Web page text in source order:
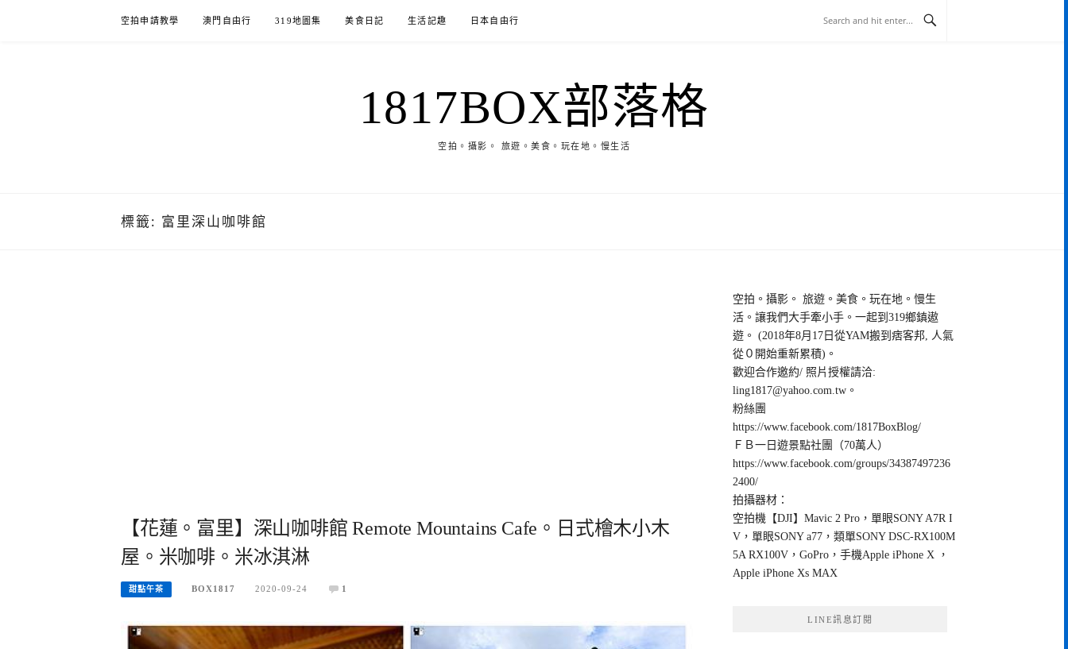
空拍申請教學 澳門自由行 319地圖集 美食日記 生活記趣 日本自由行
1817BOX部落格
空拍。攝影。 旅遊。美食。玩在地。慢生活
標籤: 富里深山咖啡館
【花蓮。富里】深山咖啡館 Remote Mountains Cafe。日式檜木小木
屋。米咖啡。米冰淇淋
甜點午茶 BOX1817 2020-09-24 1
空拍。攝影。 旅遊。美食。玩在地。慢生
活。讓我們大手牽小手。一起到319鄉鎮遨
遊。 (2018年8月17日從YAM搬到痞客邦, 人氣
從０開始重新累積)。
歡迎合作邀約/ 照片授權請洽:
ling1817@yahoo.com.tw 。
粉絲團
https://www.facebook.com/1817BoxBlog/
ＦＢ一日遊景點社團（70萬人）
https://www.facebook.com/groups/34387497236
2400/
拍攝器材：
空拍機【DJI】Mavic 2 Pro，單眼SONY A7R I
V，單眼SONY a77，類單SONY DSC-RX100M
5A RX100V，GoPro，手機Apple iPhone X ，
Apple iPhone Xs MAX
LINE訊息訂閱